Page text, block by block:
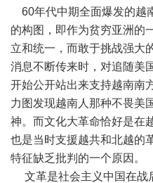
60年代中期全面爆发的越
的构图，即作为贫穷亚洲的
立和统一，而敢于挑战强大
消息不断传来时，对追随美
开始公开站出来支持越南南
力图发现越南人那种不畏美
神。而文化大革命恰好是在
也是当时支援越共和北越的
特征缺乏批判的一个原因
文革是社会主义中国在战